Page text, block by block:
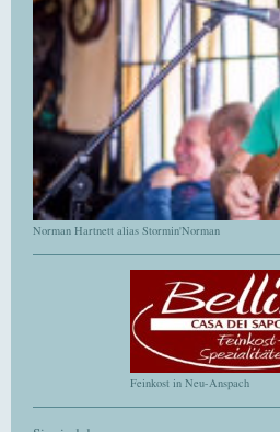
Norman Hartnett alias Stormin'Norman
Feinkost in Neu-Anspach